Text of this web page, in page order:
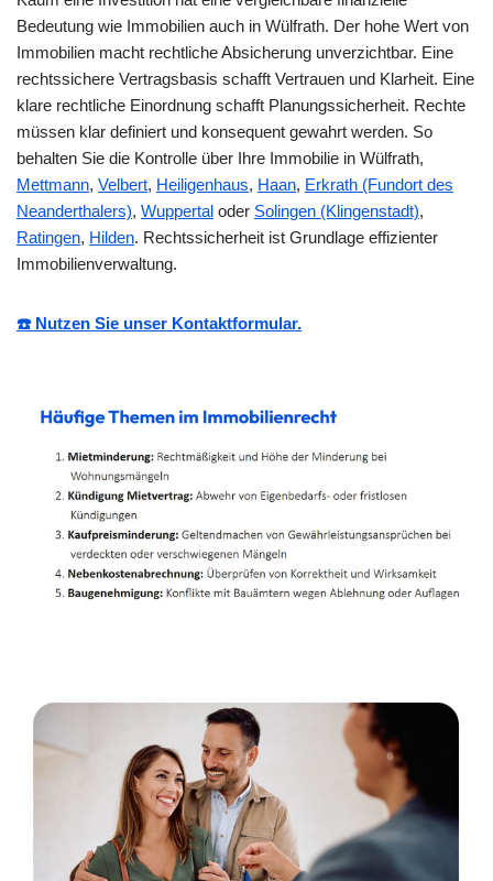
Bedeutung wie Immobilien auch in Wülfrath. Der hohe Wert von
Immobilien macht rechtliche Absicherung unverzichtbar. Eine
rechtssichere Vertragsbasis schafft Vertrauen und Klarheit. Eine
klare rechtliche Einordnung schafft Planungssicherheit. Rechte
müssen klar definiert und konsequent gewahrt werden. So
behalten Sie die Kontrolle über Ihre Immobilie in Wülfrath,
Mettmann, Velbert, Heiligenhaus, Haan, Erkrath (Fundort des
Neanderthalers), Wuppertal oder Solingen (Klingenstadt),
Ratingen, Hilden. Rechtssicherheit ist Grundlage effizienter
Immobilienverwaltung.
☎️ Nutzen Sie unser Kontaktformular.